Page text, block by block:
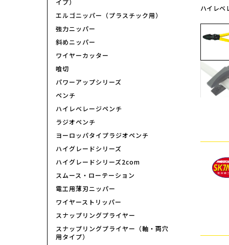
ハイレベ
イプ）
エルゴニッパー（プラスチック用）
強力ニッパー
斜めニッパー
ワイヤーカッター
喰切
パワーアップシリーズ
ペンチ
ハイレベレージペンチ
ラジオペンチ
ヨーロッパタイプラジオペンチ
ハイグレードシリーズ
ハイグレードシリーズ2com
スムース・ローテーション
電工用薄刃ニッパー
ワイヤーストリッパー
スナップリングプライヤー
スナップリングプライヤー（軸・両穴
用タイプ）